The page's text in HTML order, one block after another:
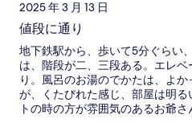
2025 年 3 月 13 日
値段に通り
地下鉄駅から、歩いて5分ぐらい
は、階段が二、三段ある。エレ
り。風呂のお湯のでかたは、よ
が、くたびれた感じ、部屋は明
トの時の方が雰囲気のあるお爺